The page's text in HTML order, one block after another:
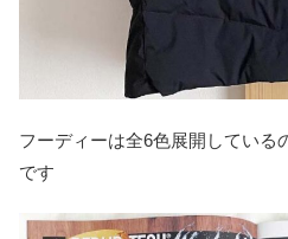
フーディーは全6色展開している
です